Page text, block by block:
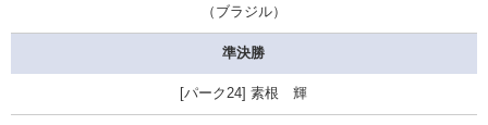
（ブラジル）
準決勝
素根 輝